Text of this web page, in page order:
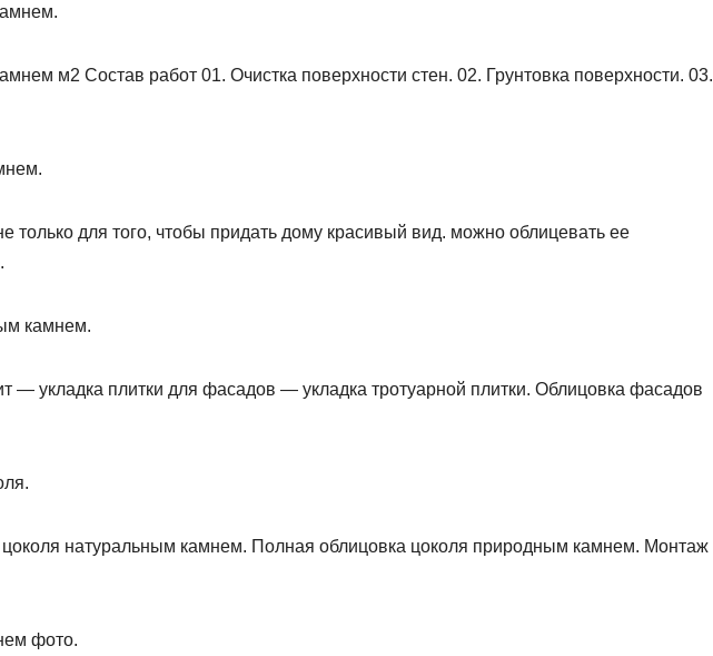
м2 Состав работ 01. Очистка поверхности стен. 02. Грунтовка поверхности. 03.
только для того, чтобы придать дому красивый вид. можно облицевать ее
камнем.
— укладка плитки для фасадов — укладка тротуарной плитки. Облицовка фасадов
цоколя натуральным камнем. Полная облицовка цоколя природным камнем. Монтаж
фото.